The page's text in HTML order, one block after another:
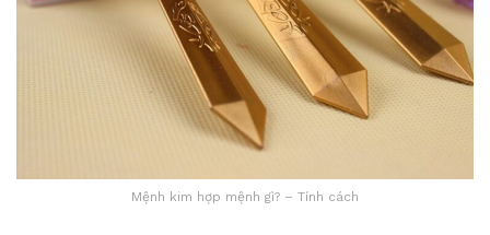
Mệnh kim hợp mệnh gì? – Tính cách